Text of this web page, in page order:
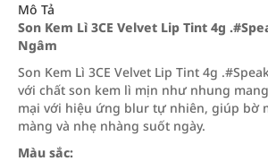
Mô Tả
Son Kem Lì 3CE Velvet Lip Tint 4g
Ngâm
Son Kem Lì 3CE Velvet Lip Tint 4g
với chất son kem lì mịn như nhung
mại với hiệu ứng blur tự nhiên, giúp bờ
màng và nhẹ nhàng suốt ngày.
Màu sắc: